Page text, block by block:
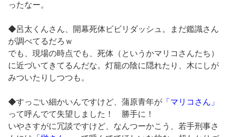
ったなー。
◆呂太くんさん、開幕死体ビビリダッシュ。まだ鑑識さん
が調べてるだろｗ
でも、現場の時点でも、死体（というかマリコさんたち）
に近づいてきてるんだな。灯籠の陰に隠れたり、木にしが
みついたりしつつも。
◆すっごい細かいんですけど、蒲原青年が 「マリコさん」
って呼んでて失望しました！ 勝手に！
いやさすがに冗談ですけど、なんつーかこう、若手刑事さ